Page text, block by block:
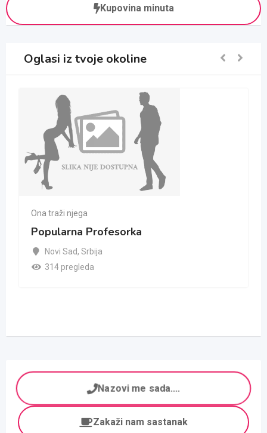
Kupovina minuta
Oglasi iz tvoje okoline
Ona traži njega
Popularna Profesorka
Novi Sad, Srbija
314 pregleda
Nazovi me sada....
Zakaži nam sastanak